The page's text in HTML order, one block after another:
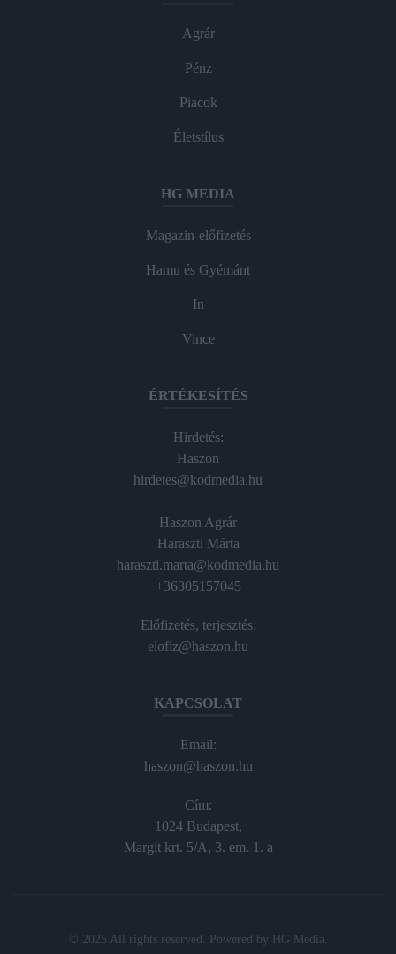
Agrár
Pénz
Piacok
Életstílus
HG MEDIA
Magazin-előfizetés
Hamu és Gyémánt
In
Vince
ÉRTÉKESÍTÉS
Hirdetés:
Haszon
hirdetes@kodmedia.hu
Haszon Agrár
Haraszti Márta
haraszti.marta@kodmedia.hu
+36305157045
Előfizetés, terjesztés:
elofiz@haszon.hu
KAPCSOLAT
Email:
haszon@haszon.hu
Cím:
1024 Budapest,
Margit krt. 5/A, 3. em. 1. a
© 2025 All rights reserved. Powered by HG Media